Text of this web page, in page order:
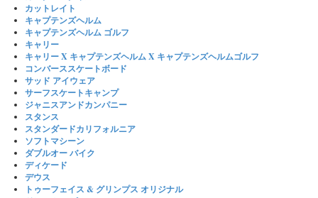
カットレイト
キャプテンズヘルム
キャプテンズヘルム ゴルフ
キャリー
キャリー X キャプテンズヘルム X キャプテンズヘルムゴルフ
コンバーススケートボード
サッド アイウェア
サーフスケートキャンプ
ジャニスアンドカンパニー
スタンス
スタンダードカリフォルニア
ソフトマシーン
ダブルオー バイク
ディケード
デウス
トゥーフェイス & グリンプス オリジナル